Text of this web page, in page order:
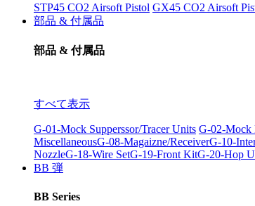
STP45 CO2 Airsoft Pistol GX45 CO2 Airsoft
部品 & 付属品
部品 & 付属品
すべて表示
G-01-Mock Supperssor/Tracer Units G-02-Mock
MiscellaneousG-08-Magaizne/ReceiverG-10-
NozzleG-18-Wire SetG-19-Front KitG-20-Hop
BB 弾
BB Series